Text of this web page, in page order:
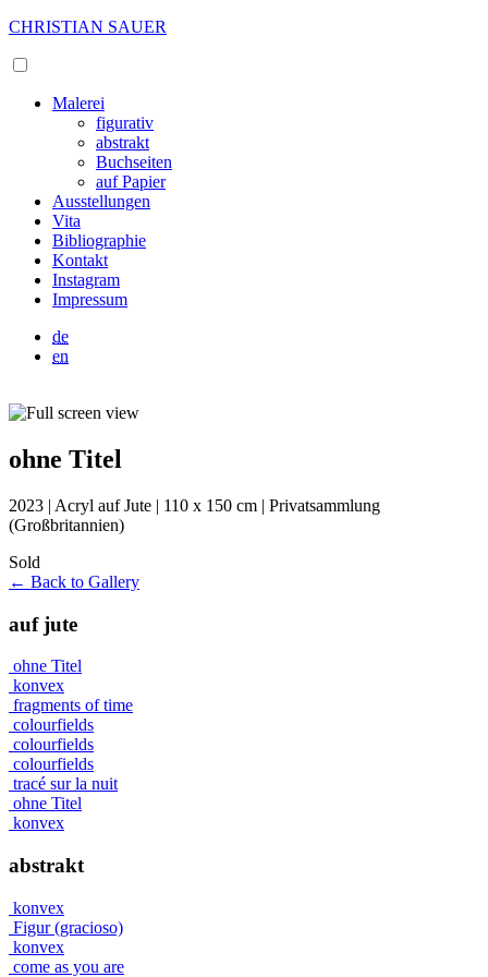
CHRISTIAN SAUER
Malerei
figurativ
abstrakt
Buchseiten
auf Papier
Ausstellungen
Vita
Bibliographie
Kontakt
Instagram
Impressum
de
en
ohne Titel
2023 | Acryl auf Jute | 110 x 150 cm | Privatsammlung
(Großbritannien)
Sold
← Back to Gallery
auf jute
ohne Titel
konvex
fragments of time
colourfields
colourfields
colourfields
tracé sur la nuit
ohne Titel
konvex
abstrakt
konvex
Figur (gracioso)
konvex
come as you are